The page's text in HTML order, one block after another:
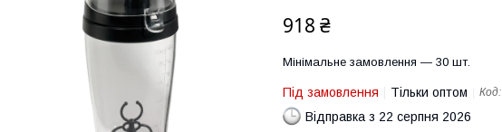
918 ₴
Мінімальне замовлення — 30 шт.
Під замовлення Тільки оптом Код:
Відправка з 22 серпня 2026